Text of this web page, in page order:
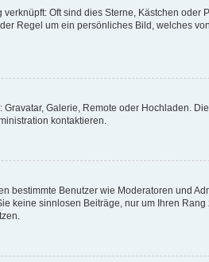
Oft sind dies Sterne, Kästchen oder
Regel um ein persönliches Bild, welches
Galerie, Remote oder Hochladen.
kontaktieren.
bestimmte Benutzer wie Moderatoren und
keine sinnlosen Beiträge, nur um Ihren